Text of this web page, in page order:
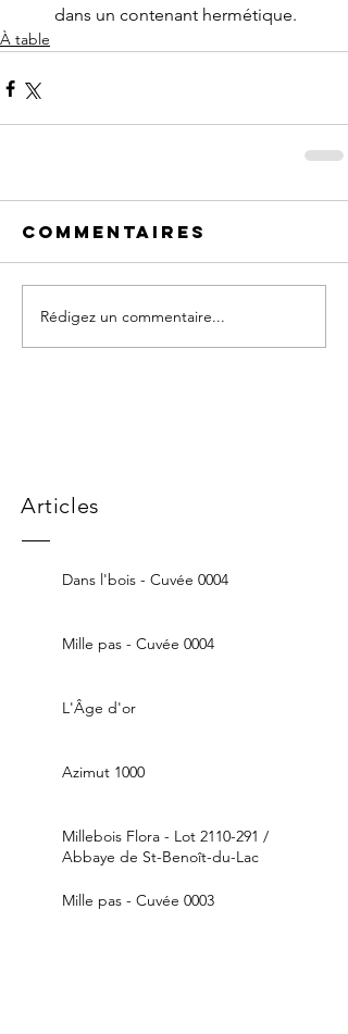
dans un contenant hermétique.
À table
Commentaires
Rédigez un commentaire...
Articles
Dans l'bois - Cuvée 0004
Mille pas - Cuvée 0004
L'Âge d'or
Azimut 1000
Millebois Flora - Lot 2110-291 /
Abbaye de St-Benoît-du-Lac
Mille pas - Cuvée 0003